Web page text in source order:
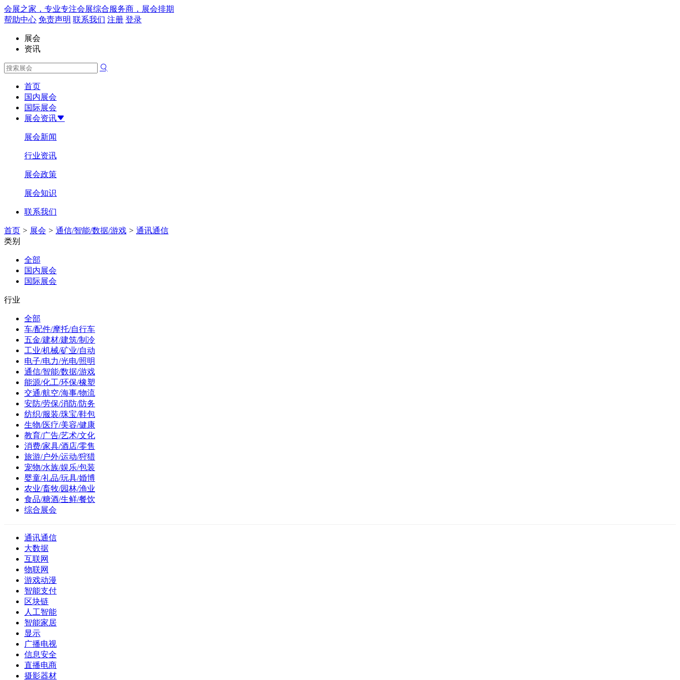
会展之家，专业专注会展综合服务商，展会排期
帮助中心 免责声明 联系我们 注册 登录
展会
资讯
首页
国内展会
国际展会
展会资讯
展会新闻
行业资讯
展会政策
展会知识
联系我们
首页 > 展会 > 通信/智能/数据/游戏 > 通讯通信
类别
全部
国内展会
国际展会
行业
全部
车/配件/摩托/自行车
五金/建材/建筑/制冷
工业/机械/矿业/自动
电子/电力/光电/照明
通信/智能/数据/游戏
能源/化工/环保/橡塑
交通/航空/海事/物流
安防/劳保/消防/防务
纺织/服装/珠宝/鞋包
生物/医疗/美容/健康
教育/广告/艺术/文化
消费/家具/酒店/零售
旅游/户外/运动/狩猎
宠物/水族/娱乐/包装
婴童/礼品/玩具/婚博
农业/畜牧/园林/渔业
食品/糖酒/生鲜/餐饮
综合展会
通讯通信
大数据
互联网
物联网
游戏动漫
智能支付
区块链
人工智能
智能家居
显示
广播电视
信息安全
直播电商
摄影器材